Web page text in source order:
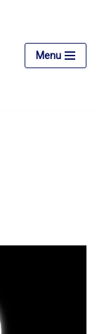
Menu